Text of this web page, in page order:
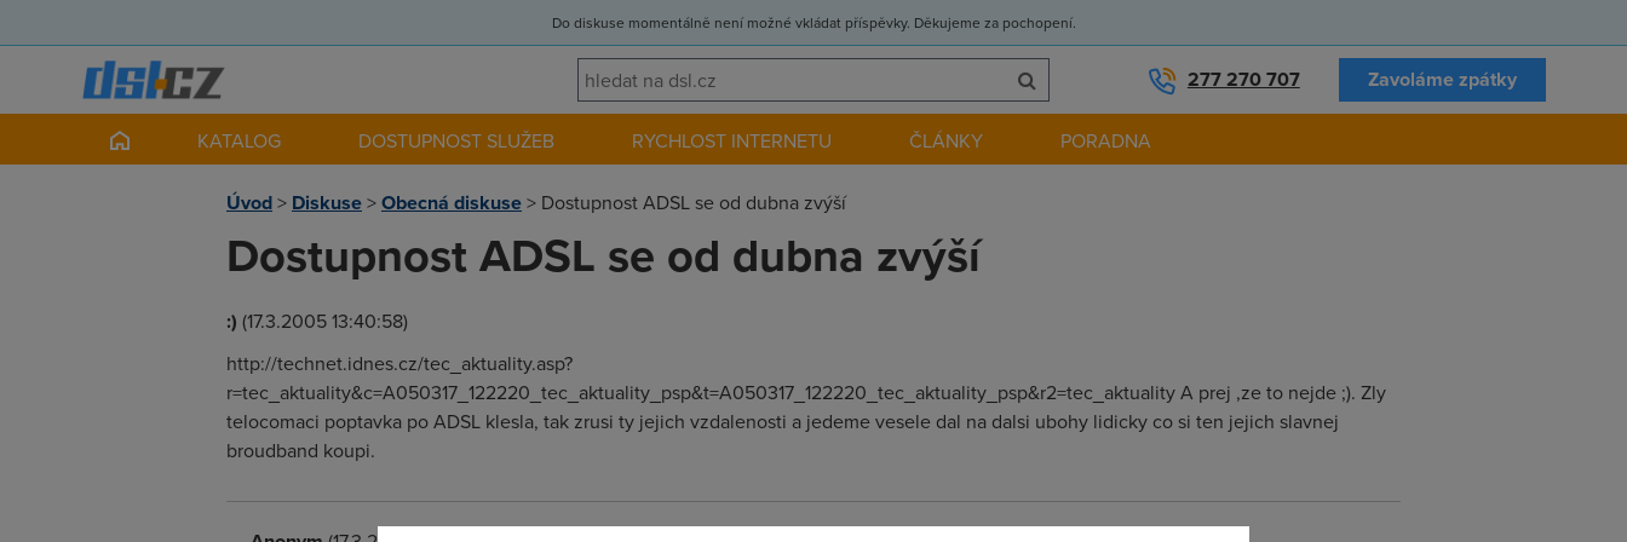
Do diskuse momentálně není možné vkládat příspěvky. Děkujeme za pochopení.
277 270 707 Zavoláme zpátky
KATALOG DOSTUPNOST SLUŽEB RYCHLOST INTERNETU ČLÁNKY PORADNA
Úvod> Diskuse>Obecná diskuse> Dostupnost ADSL se od dubna zvýší
Dostupnost ADSL se od dubna zvýší
:) (17.3.2005 13:40:58)
http://technet.idnes.cz/tec_aktuality.asp?
r=tec_aktuality&c=A050317_122220_tec_aktuality_psp&t=A050317_122220_tec_aktuality_psp&r2=tec_aktuality A prej ,ze to nejde ;). Zly
telocomaci poptavka po ADSL klesla, tak zrusi ty jejich vzdalenosti a jedeme vesele dal na dalsi ubohy lidicky co si ten jejich slavnej
broudband koupi.